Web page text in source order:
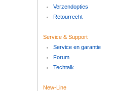
Verzendopties
Retourrecht
Service & Support
Service en garantie
Forum
Techtalk
New-Line